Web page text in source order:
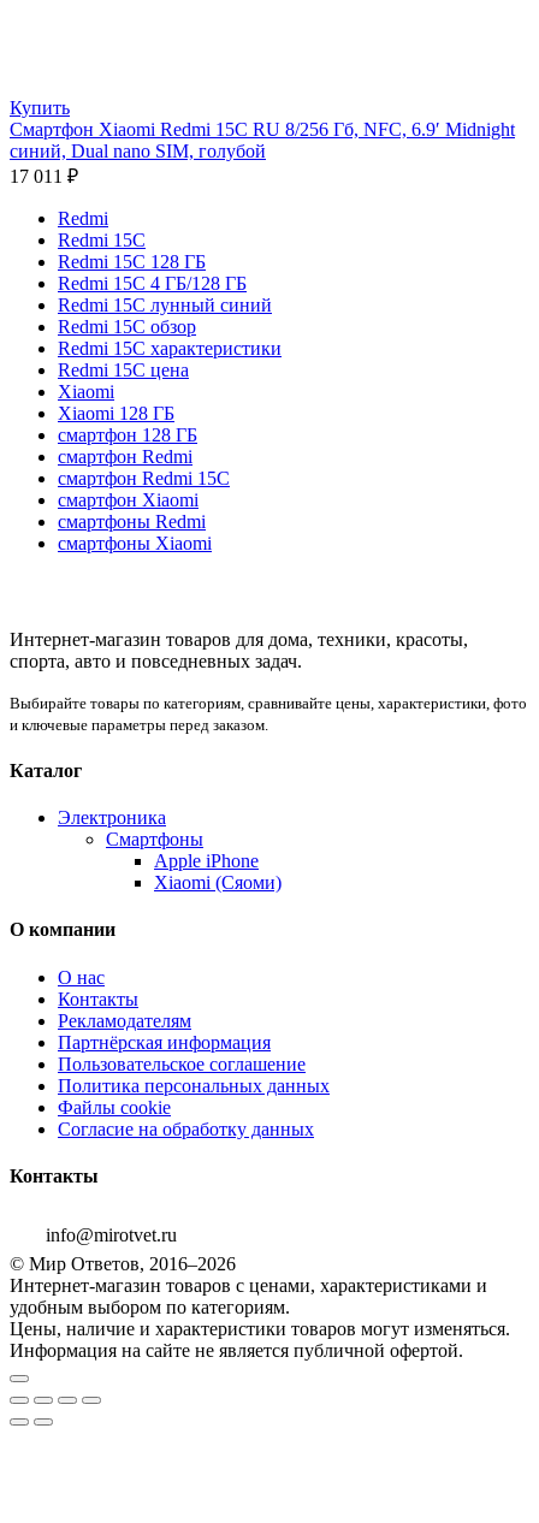
Купить
Смартфон Xiaomi Redmi 15C RU 8/256 Гб, NFC, 6.9′ Midnight
синий, Dual nano SIM, голубой
17 011 ₽
Redmi
Redmi 15C
Redmi 15C 128 ГБ
Redmi 15C 4 ГБ/128 ГБ
Redmi 15C лунный синий
Redmi 15C обзор
Redmi 15C характеристики
Redmi 15C цена
Xiaomi
Xiaomi 128 ГБ
смартфон 128 ГБ
смартфон Redmi
смартфон Redmi 15C
смартфон Xiaomi
смартфоны Redmi
смартфоны Xiaomi
Интернет-магазин товаров для дома, техники, красоты,
спорта, авто и повседневных задач.
Выбирайте товары по категориям, сравнивайте цены, характеристики, фото
и ключевые параметры перед заказом.
Каталог
Электроника
Смартфоны
Apple iPhone
Xiaomi (Сяоми)
О компании
О нас
Контакты
Рекламодателям
Партнёрская информация
Пользовательское соглашение
Политика персональных данных
Файлы cookie
Согласие на обработку данных
Контакты
info@mirotvet.ru
© Мир Ответов, 2016–2026
Интернет-магазин товаров с ценами, характеристиками и
удобным выбором по категориям.
Цены, наличие и характеристики товаров могут изменяться.
Информация на сайте не является публичной офертой.